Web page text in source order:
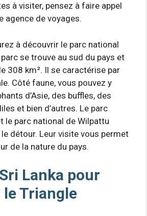
à visiter, pensez à faire appel
agence de voyages.
à découvrir le parc national
parc se trouve au sud du pays et
308 km². Il se caractérise par
Côté faune, vous pouvez y
d’Asie, des buffles, des
et bien d’autres. Le parc
le parc national de Wilpattu
détour. Leur visite vous permet
de la nature du pays.
Lanka pour
Triangle